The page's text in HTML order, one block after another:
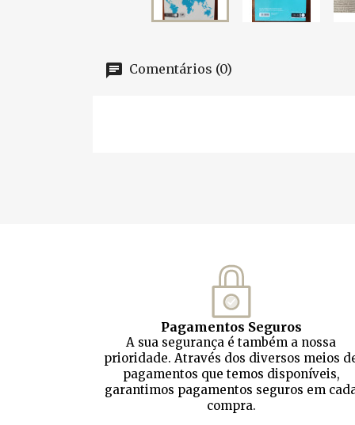
Comentários (0)
Pagamentos Seguros
A sua segurança é também a nossa
prioridade. Através dos diversos meios
pagamentos que temos disponíveis,
garantimos pagamentos seguros em
compra.